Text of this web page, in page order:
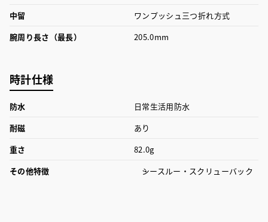
中留
ワンプッシュ三つ折れ方式
腕周り長さ（最長）
205.0mm
時計仕様
防水
日常生活用防水
耐磁
あり
重さ
82.0g
その他特徴
シースルー・スクリューバック